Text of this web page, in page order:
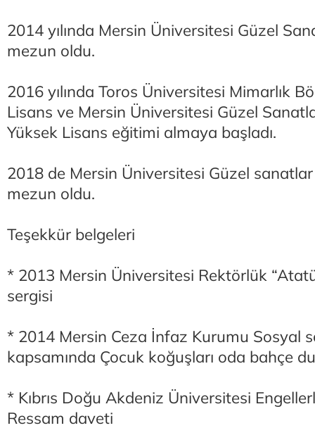
2014 yılında Mersin Üniversitesi Güzel
mezun oldu.
2016 yılında Toros Üniversitesi Mimarlık
Lisans ve Mersin Üniversitesi Güzel
Yüksek Lisans eğitimi almaya başladı.
2018 de Mersin Üniversitesi Güzel
mezun oldu.
Teşekkür belgeleri
* 2013 Mersin Üniversitesi Rektörlük
sergisi
* 2014 Mersin Ceza İnfaz Kurumu Sosyal
kapsamında Çocuk koğuşları oda bahçe
* Kıbrıs Doğu Akdeniz Üniversitesi
Ressam daveti